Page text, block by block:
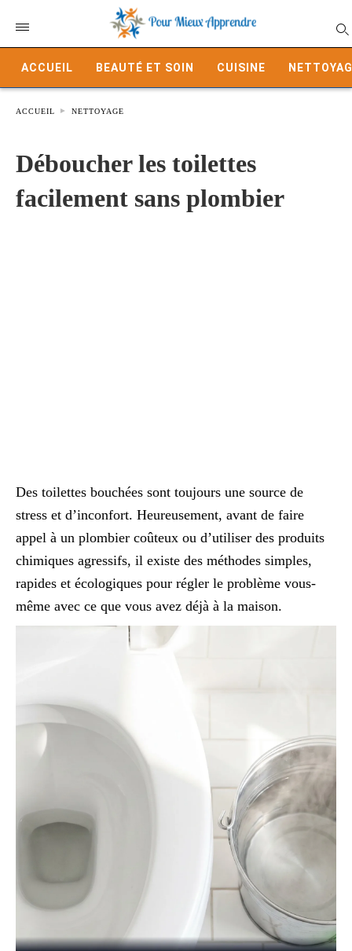
ACCUEIL BEAUTÉ ET SOIN CUISINE
ACCUEIL NETTOYAGE
Déboucher les toilettes
facilement sans plombier
Des toilettes bouchées sont toujours une source de
stress et d’inconfort. Heureusement, avant de faire
appel à un plombier coûteux ou d’utiliser des produits
chimiques agressifs, il existe des méthodes simples,
rapides et écologiques pour régler le problème vous-
même avec ce que vous avez déjà à la maison.